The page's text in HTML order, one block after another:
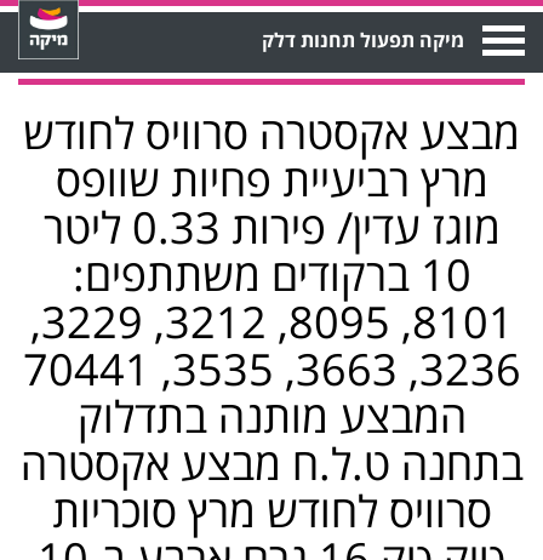
Open
Menu מיקה תפעול תחנות דלק
מבצע אקסטרה סרוויס לחודש
מרץ רביעיית פחיות שוופס
מוגז עדין/ פירות 0.33 ליטר
10 ברקודים משתתפים:
8101, 8095, 3212, 3229,
3236, 3663, 3535, 70441
המבצע מותנה בתדלוק
בתחנה ט.ל.ח מבצע אקסטרה
סרוויס לחודש מרץ סוכריות